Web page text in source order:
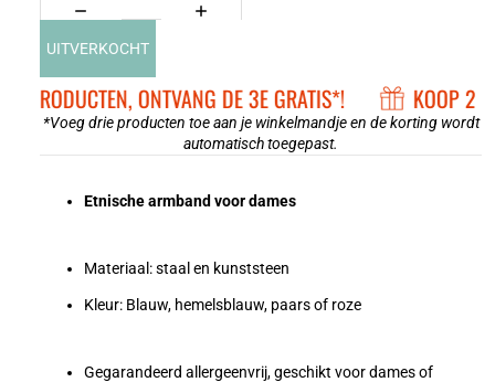
UITVERKOCHT
2 PRODUCTEN, ONTVANG DE 3E GRATIS*! KOOP 2
*Voeg drie producten toe aan je winkelmandje en de korting wordt
automatisch toegepast.
Etnische armband voor dames
Materiaal: staal en kunststeen
Kleur: Blauw, hemelsblauw, paars of roze
Gegarandeerd allergeenvrij, geschikt voor dames of